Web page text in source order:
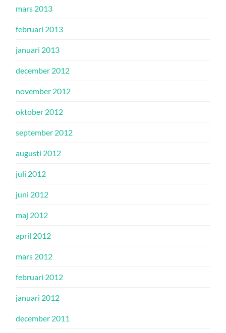
mars 2013
februari 2013
januari 2013
december 2012
november 2012
oktober 2012
september 2012
augusti 2012
juli 2012
juni 2012
maj 2012
april 2012
mars 2012
februari 2012
januari 2012
december 2011